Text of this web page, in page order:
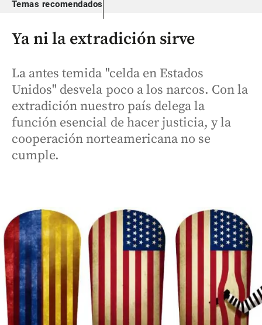
Temas recomendados
Ya ni la extradición sirve
La antes temida "celda en Estados
Unidos" desvela poco a los narcos. Con la
extradición nuestro país delega la
función esencial de hacer justicia, y la
cooperación norteamericana no se
cumple.